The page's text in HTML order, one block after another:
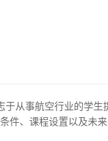
件、课程设置以及未来